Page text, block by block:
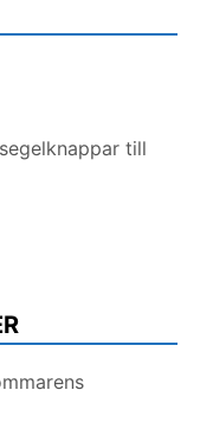
till